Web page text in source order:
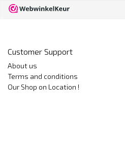
Customer Support
About us
Terms and conditions
Our Shop on Location !